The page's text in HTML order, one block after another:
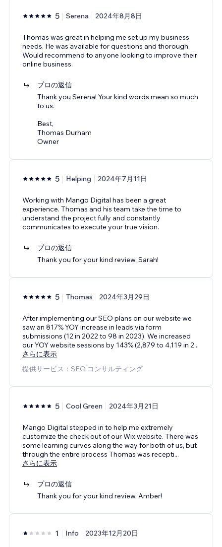
5 Serena 2024年8月8日
Thomas was great in helping me set up my business
needs. He was available for questions and thorough.
Would recommend to anyone looking to improve their
online business.
プロの返信
Thank you Serena! Your kind words mean so much
to us.
Best,
Thomas Durham
Owner
5 Helping 2024年7月11日
Working with Mango Digital has been a great
experience. Thomas and his team take the time to
understand the project fully and constantly
communicates to execute your true vision.
プロの返信
Thank you for your kind review, Sarah!
5 Thomas 2024年3月29日
After implementing our SEO plans on our website we
saw an 817% YOY increase in leads via form
submissions (12 in 2022 to 98 in 2023). We increased
our YOY website sessions by 143% (2,879 to 4,119 in 2...
さらに表示
提供サービス：SEO コンサルティング
5 Cool Green 2024年3月21日
Mango Digital stepped in to help me extremely
customize the check out of our Wix website. There was
some learning curves along the way for both of us, but
through the entire process Thomas was recepti...
さらに表示
プロの返信
Thank you for your kind review, Amber!
1 Info 2023年12月20日